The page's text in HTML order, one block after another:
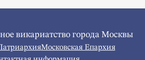
викариатство города Москвы
Московская Епархия